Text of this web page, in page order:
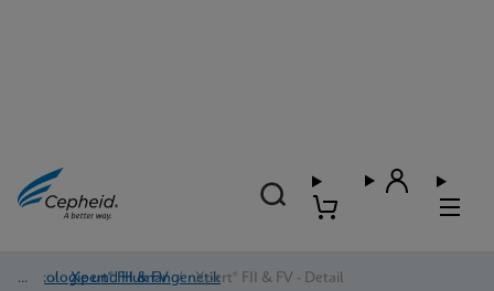
Onkologie und Humangenetik
/ Xpert® FII & FV / Xpert® FII & FV - Detail